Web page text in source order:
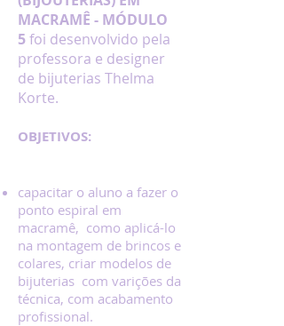
MACRAMÊ - MÓDULO
5foi desenvolvido pela
professora e designer
de bijuterias Thelma
Korte.
OBJETIVOS:
capacitar o aluno a fazer o
ponto espiral em
macramê, como aplicá-lo
na montagem de brincos e
colares, criar modelos de
bijuterias com varições da
técnica, com acabamento
profissional.